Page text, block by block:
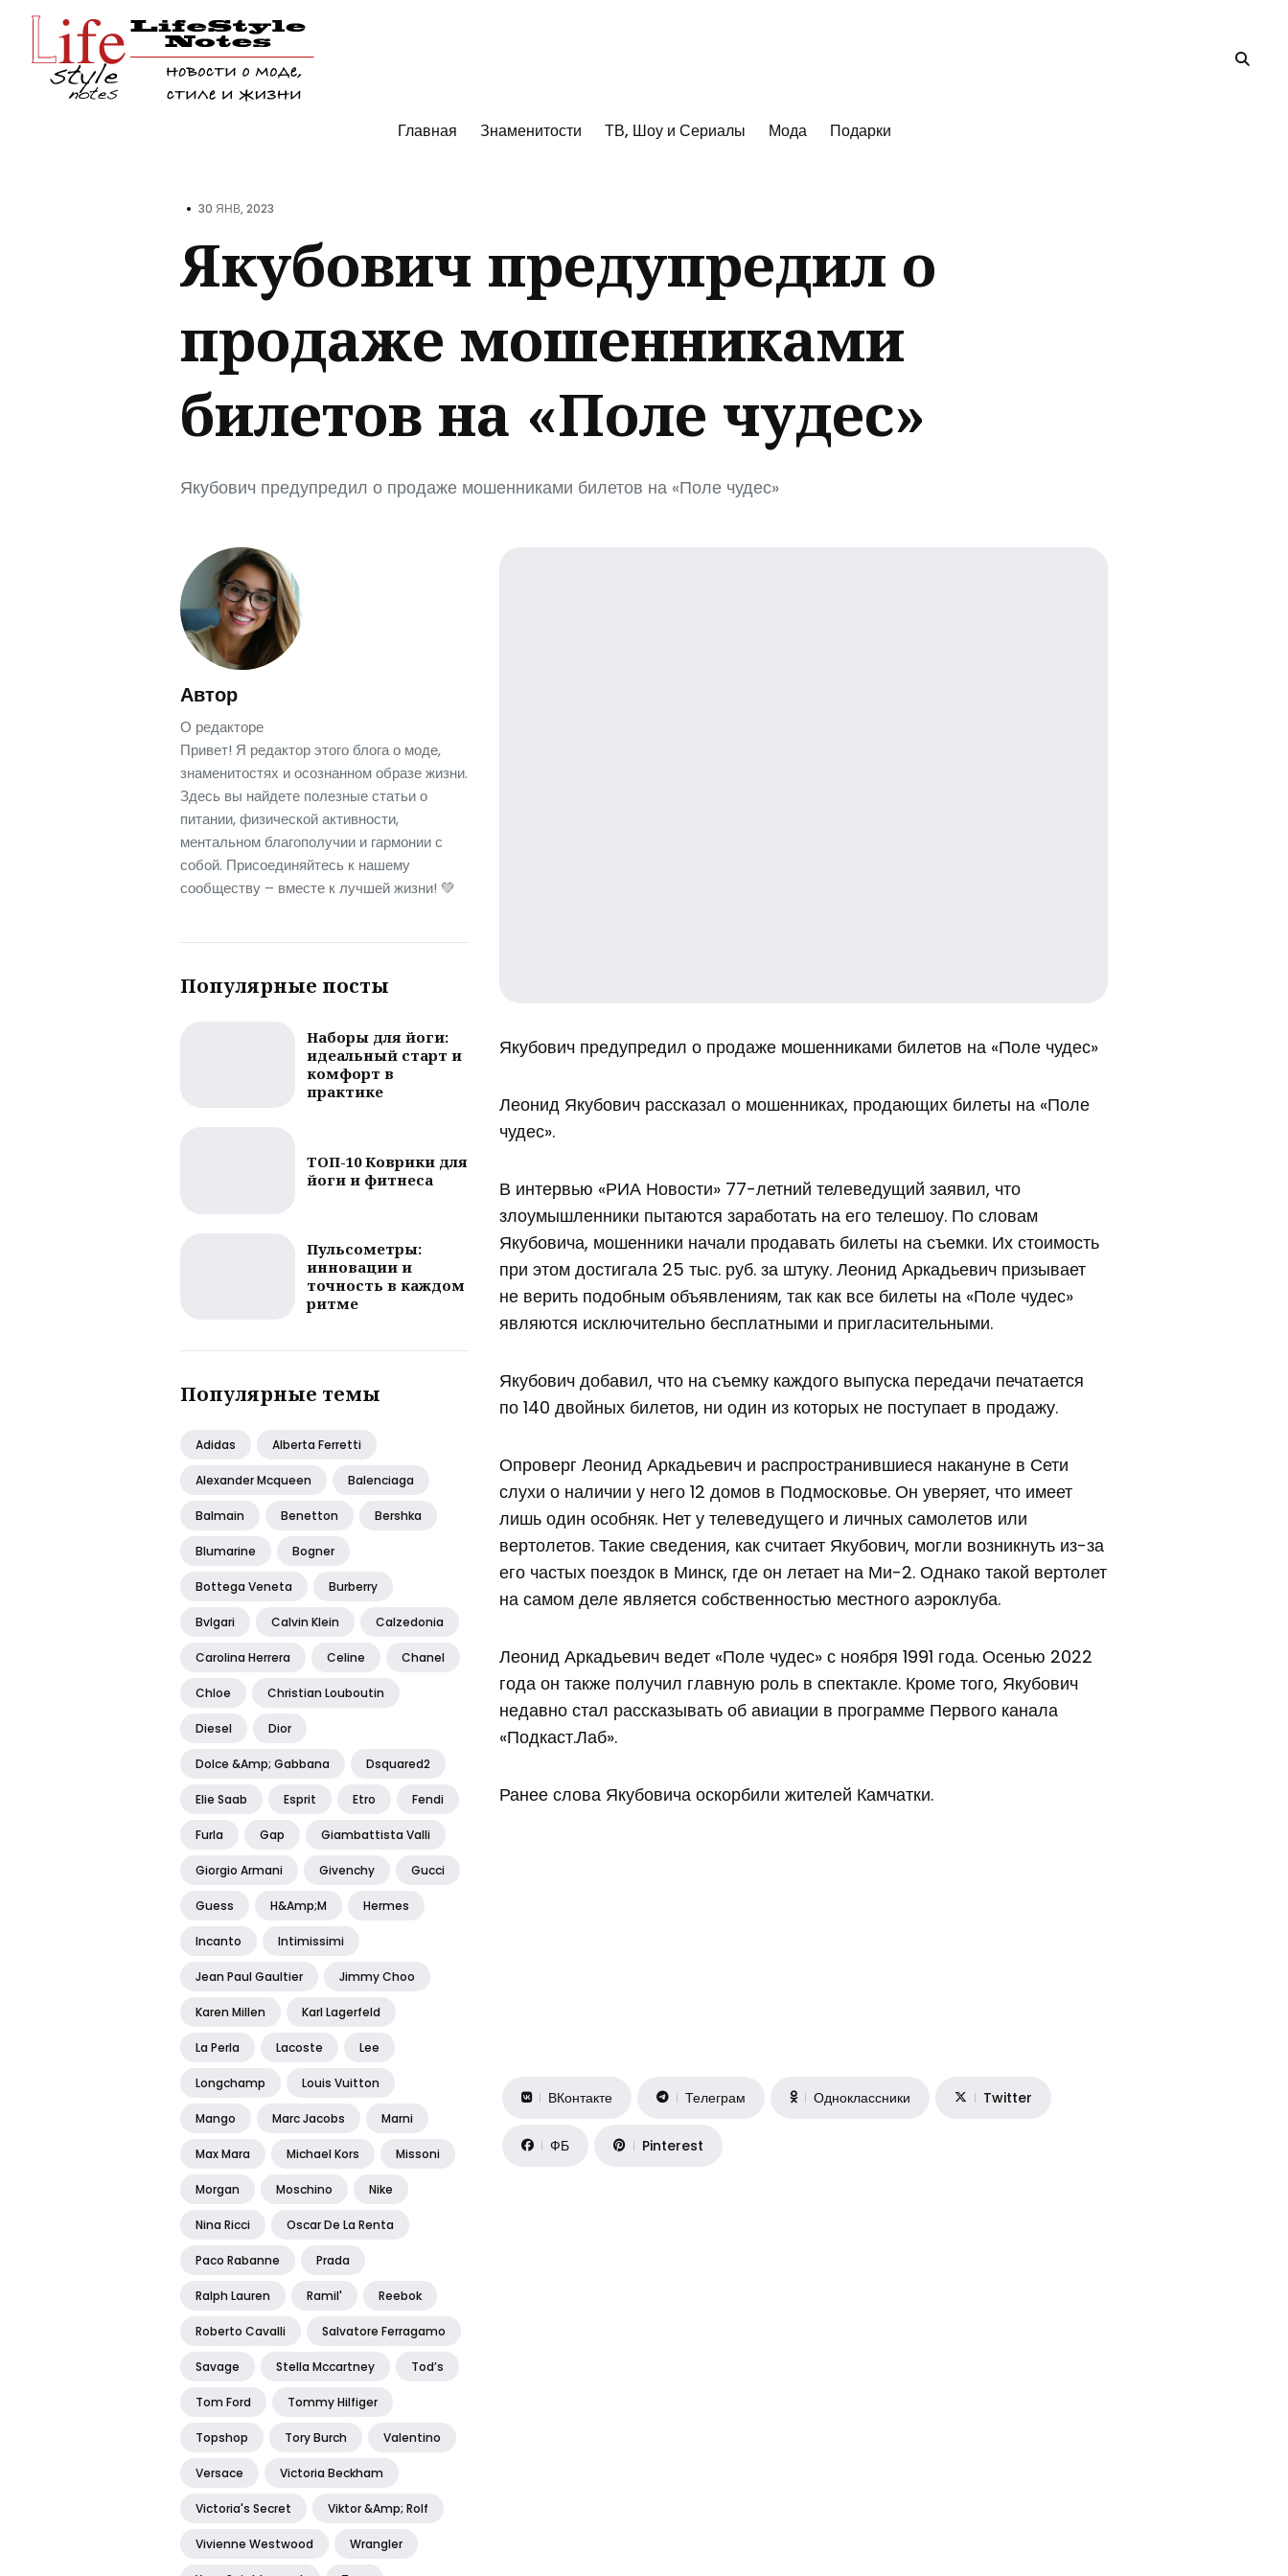
Главная Знаменитости ТВ, Шоу и Сериалы Мода Подарки
по
• 30 ЯНВ, 2023
Якубович предупредил о
продаже мошенниками
билетов на «Поле чудес»
Якубович предупредил о продаже мошенниками билетов на «Поле чудес»
Автор
О редакторе
Привет! Я редактор этого блога о моде,
знаменитостях и осознанном образе жизни.
Здесь вы найдете полезные статьи о
питании, физической активности,
ментальном благополучии и гармонии с
собой. Присоединяйтесь к нашему
сообществу – вместе к лучшей жизни! 💚
Популярные посты
Наборы для йоги:
идеальный старт и
комфорт в
практике
ТОП-10 Коврики для
йоги и фитнеса
Пульсометры:
инновации и
точность в каждом
ритме
Популярные темы
Adidas Alberta Ferretti
Alexander Mcqueen Balenciaga
Balmain Benetton Bershka
Blumarine Bogner
Bottega Veneta Burberry
Bvlgari Calvin Klein Calzedonia
Carolina Herrera Celine Chanel
Chloe Christian Louboutin
Diesel Dior
Dolce &amp; Gabbana Dsquared2
Elie Saab Esprit Etro Fendi
Furla Gap Giambattista Valli
Giorgio Armani Givenchy Gucci
Guess H&amp;m Hermes
Incanto Intimissimi
Jean Paul Gaultier Jimmy Choo
Karen Millen Karl Lagerfeld
La Perla Lacoste Lee
Longchamp Louis Vuitton
Mango Marc Jacobs Marni
Max Mara Michael Kors Missoni
Morgan Moschino Nike
Nina Ricci Oscar De La Renta
Paco Rabanne Prada
Ralph Lauren Ramil' Reebok
Roberto Cavalli Salvatore Ferragamo
Savage Stella Mccartney Tod’s
Tom Ford Tommy Hilfiger
Topshop Tory Burch Valentino
Versace Victoria Beckham
Victoria's Secret Viktor &amp; Rolf
Vivienne Westwood Wrangler
Якубович предупредил о продаже мошенниками билетов на «Поле чудес»
Леонид Якубович рассказал о мошенниках, продающих билеты на «Поле
чудес».
В интервью «РИА Новости» 77-летний телеведущий заявил, что
злоумышленники пытаются заработать на его телешоу. По словам
Якубовича, мошенники начали продавать билеты на съемки. Их стоимость
при этом достигала 25 тыс. руб. за штуку. Леонид Аркадьевич призывает
не верить подобным объявлениям, так как все билеты на «Поле чудес»
являются исключительно бесплатными и пригласительными.
Якубович добавил, что на съемку каждого выпуска передачи печатается
по 140 двойных билетов, ни один из которых не поступает в продажу.
Опроверг Леонид Аркадьевич и распространившиеся накануне в Сети
слухи о наличии у него 12 домов в Подмосковье. Он уверяет, что имеет
лишь один особняк. Нет у телеведущего и личных самолетов или
вертолетов. Такие сведения, как считает Якубович, могли возникнуть из-за
его частых поездок в Минск, где он летает на Ми-2. Однако такой вертолет
на самом деле является собственностью местного аэроклуба.
Леонид Аркадьевич ведет «Поле чудес» с ноября 1991 года. Осенью 2022
года он также получил главную роль в спектакле. Кроме того, Якубович
недавно стал рассказывать об авиации в программе Первого канала
«Подкаст.Лаб».
Ранее слова Якубовича оскорбили жителей Камчатки.
ВКонтакте Телеграм Одноклассники Twitter
ФБ Pinterest